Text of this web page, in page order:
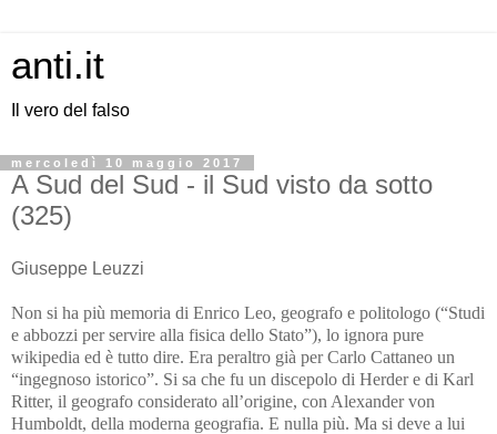
anti.it
Il vero del falso
mercoledì 10 maggio 2017
A Sud del Sud - il Sud visto da sotto
(325)
Giuseppe Leuzzi
Non si ha più memoria di Enrico Leo, geografo e politologo (“Studi
e abbozzi per servire alla fisica dello Stato”), lo ignora pure
wikipedia ed è tutto dire. Era peraltro già per Carlo Cattaneo un
“ingegnoso istorico”. Si sa che fu un discepolo di Herder e di Karl
Ritter, il geografo considerato all’origine, con Alexander von
Humboldt, della moderna geografia. E nulla più. Ma si deve a lui